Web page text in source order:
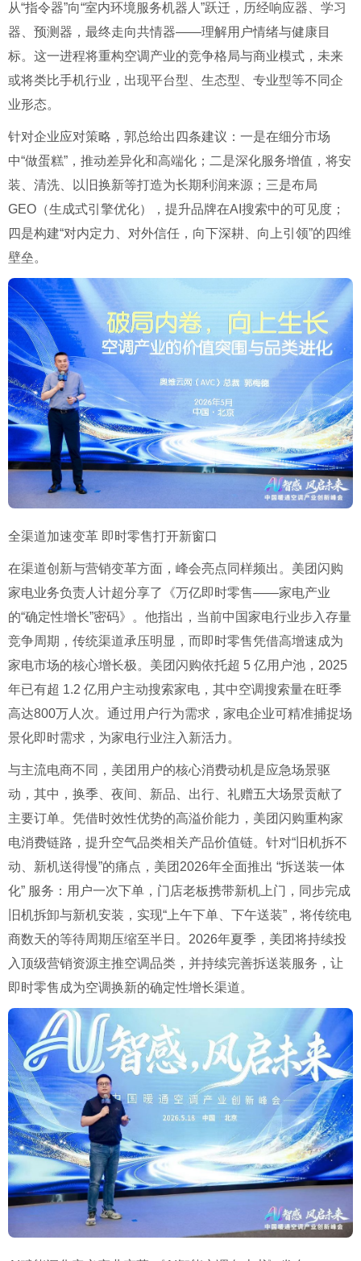
从“指令器”向“室内环境服务机器人”跃迁，历经响应器、学习
器、预测器，最终走向共情器——理解用户情绪与健康目
标。这一进程将重构空调产业的竞争格局与商业模式，未来
或将类比手机行业，出现平台型、生态型、专业型等不同企
业形态。
针对企业应对策略，郭总给出四条建议：一是在细分市场
中“做蛋糕”，推动差异化和高端化；二是深化服务增值，将安
装、清洗、以旧换新等打造为长期利润来源；三是布局
GEO（生成式引擎优化），提升品牌在AI搜索中的可见度；
四是构建“对内定力、对外信任，向下深耕、向上引领”的四维
壁垒。
全渠道加速变革 即时零售打开新窗口
在渠道创新与营销变革方面，峰会亮点同样频出。美团闪购
家电业务负责人计超分享了《万亿即时零售——家电产业
的“确定性增长”密码》。他指出，当前中国家电行业步入存量
竞争周期，传统渠道承压明显，而即时零售凭借高增速成为
家电市场的核心增长极。美团闪购依托超 5 亿用户池，2025
年已有超 1.2 亿用户主动搜索家电，其中空调搜索量在旺季
高达800万人次。通过用户行为需求，家电企业可精准捕捉场
景化即时需求，为家电行业注入新活力。
与主流电商不同，美团用户的核心消费动机是应急场景驱
动，其中，换季、夜间、新品、出行、礼赠五大场景贡献了
主要订单。凭借时效性优势的高溢价能力，美团闪购重构家
电消费链路，提升空气品类相关产品价值链。针对“旧机拆不
动、新机送得慢”的痛点，美团2026年全面推出 “拆送装一体
化” 服务：用户一次下单，门店老板携带新机上门，同步完成
旧机拆卸与新机安装，实现“上午下单、下午送装”，将传统电
商数天的等待周期压缩至半日。2026年夏季，美团将持续投
入顶级营销资源主推空调品类，并持续完善拆送装服务，让
即时零售成为空调换新的确定性增长渠道。